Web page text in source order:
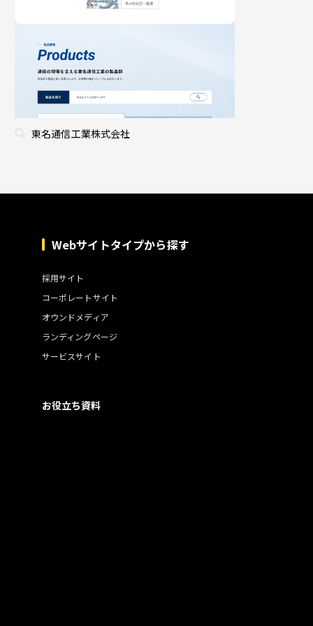
東名通信工業株式会社
Webサイトタイプから探す
採用サイト
コーポレートサイト
オウンドメディア
ランディングページ
サービスサイト
お役立ち資料